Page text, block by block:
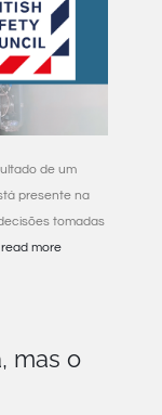
de um
presente na
tomadas
read more
mas o